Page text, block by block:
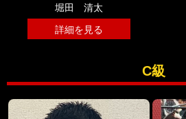
堀田 清太
詳細を見る
C級